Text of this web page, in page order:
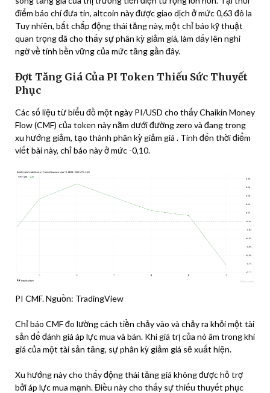
điểm báo chí đưa tin, altcoin này được giao dịch ở mức 0,63 đô la
Tuy nhiên, bất chấp động thái tăng này, một chỉ báo kỹ thuật
quan trọng đã cho thấy sự phân kỳ giảm giá, làm dấy lên nghi
ngờ về tính bền vững của mức tăng gần đây.
Đợt Tăng Giá Của PI Token Thiếu Sức Thuyết
Phục
Các số liệu từ biểu đồ một ngày PI/USD cho thấy Chaikin Money
Flow (CMF) của token này nằm dưới đường zero và đang trong
xu hướng giảm, tạo thành phân kỳ giảm giá . Tính đến thời điểm
viết bài này, chỉ báo này ở mức -0,10.
PI CMF. Nguồn: TradingView
Chỉ báo CMF đo lường cách tiền chảy vào và chảy ra khỏi một tài
sản để đánh giá áp lực mua và bán. Khi giá trị của nó âm trong khi
giá của một tài sản tăng, sự phân kỳ giảm giá sẽ xuất hiện.
Xu hướng này cho thấy động thái tăng giá không được hỗ trợ
bởi áp lực mua mạnh. Điều này cho thấy sự thiếu thuyết phục